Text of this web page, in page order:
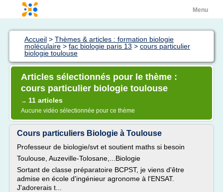
Menu
Accueil > Thèmes & articles : formation biologie
moléculaire > fac biologie paris 13 > cours particulier
biologie toulouse
Articles sélectionnés pour le thème :
cours particulier biologie toulouse
→ 11 articles
Aucune vidéo sélectionnée pour ce thème
Cours particuliers Biologie à Toulouse
Professeur de biologie/svt et soutient maths si besoin
Toulouse, Auzeville-Tolosane,...Biologie
Sortant de classe préparatoire BCPST, je viens d'être
admise en école d'ingénieur agronome à l'ENSAT.
J'adorerais t...